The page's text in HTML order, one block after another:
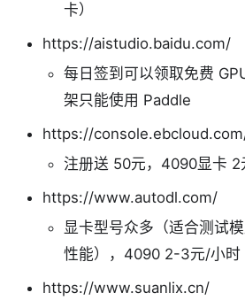
卡）
https://aistudio.baidu.com/
每日签到可以领取免费
架只能使用 Paddle
https://
注册送 50元，4090显卡 2
https://www.autodl.com/
显卡型号众多（适合测试
性能），4090 2-3元/小时
https://www.suanlix.cn/